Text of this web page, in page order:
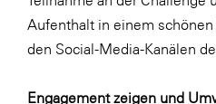
Aufenthalt in einem
den Social-Media-Kanälen
Engagement zeigen und